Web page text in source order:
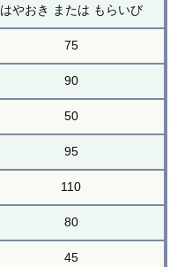
はやおき または もらいび
75
90
50
95
110
80
45